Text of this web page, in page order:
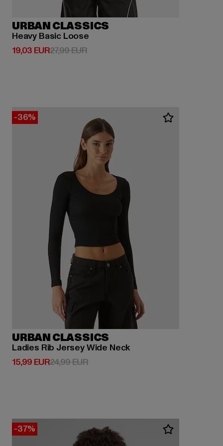
URBAN CLASSICS
Heavy Basic Loose
19,03 EUR
Derzeitiger Preis: 19,03 EUR
27,99 EURAktionspreis: 27,99 EUR
-36%
URBAN CLASSICS
Ladies Rib Jersey Wide Neck
15,99 EUR
Derzeitiger Preis: 15,99 EUR
24,99 EURAktionspreis: 24,99 EUR
-37%